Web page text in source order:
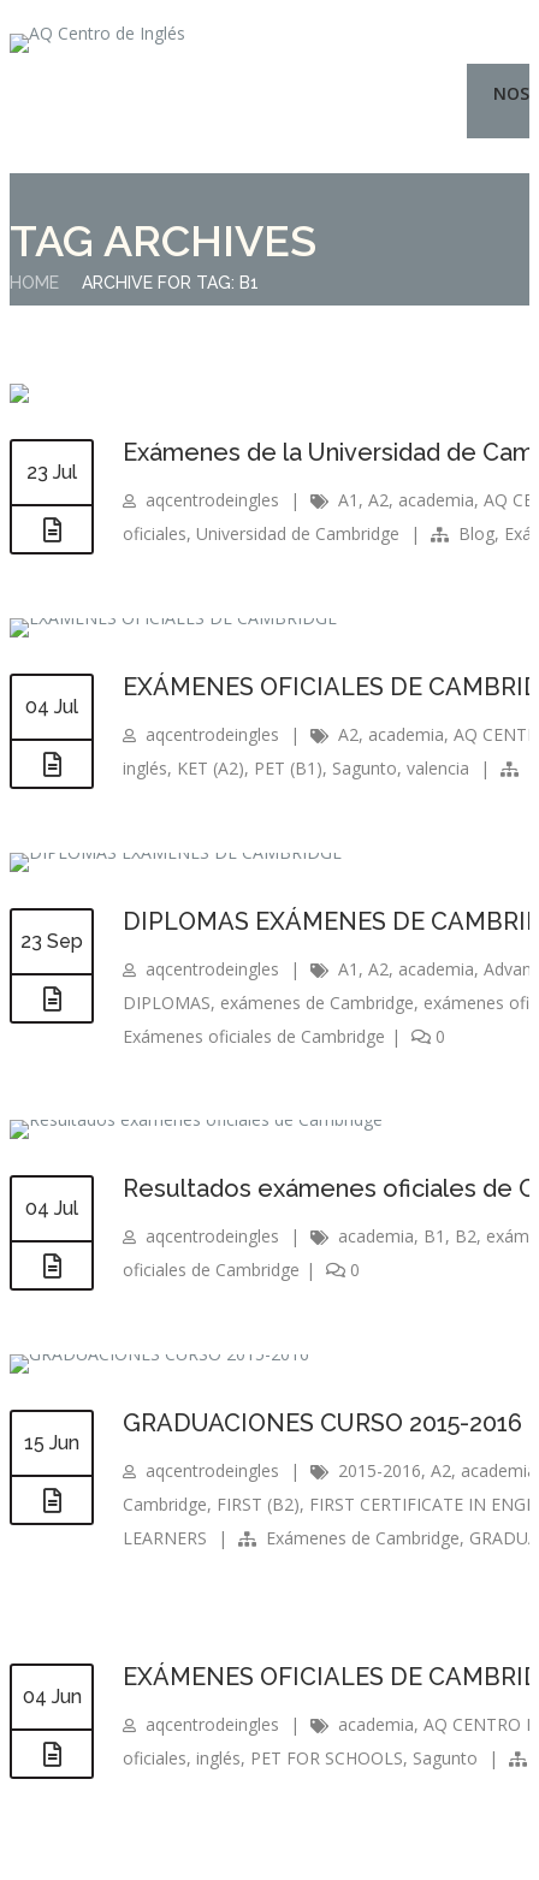
TAG ARCHIVES
HOME ARCHIVE FOR TAG: B1
23 Jul
Exámenes de la Universidad de
aqcentrodeingles | A1 , A2, academia, AQ
oficiales, Universidad de Cambridge | Blog,
04 Jul
EXÁMENES OFICIALES DE
aqcentrodeingles | A2, academia, AQ
inglés, KET (A2), PET (B1), Sagunto, valencia |
23 Sep
DIPLOMAS EXÁMENES DE
aqcentrodeingles | A1 , A2, academia,
DIPLOMAS, exámenes de Cambridge, exámenes
Exámenes oficiales de Cambridge | 0
04 Jul
Resultados exámenes oficiales de
aqcentrodeingles | academia, B1 , B2,
oficiales de Cambridge | 0
15 Jun
GRADUACIONES CURSO 2015-2016
aqcentrodeingles | 2015-2016, A2, academia
Cambridge, FIRST (B2), FIRST CERTIFICATE IN
LEARNERS
| Exámenes de Cambridge,
04 Jun
EXÁMENES OFICIALES DE
aqcentrodeingles | academia, AQ CENTRO
oficiales, inglés, PET FOR SCHOOLS, Sagunto |